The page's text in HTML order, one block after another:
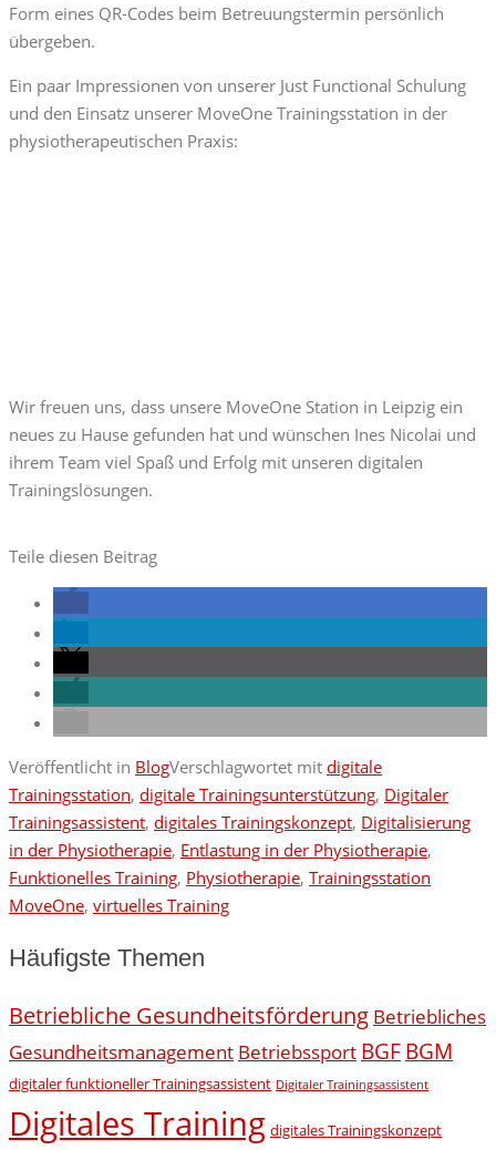
Form eines QR-Codes beim Betreuungstermin persönlich
übergeben.
Ein paar Impressionen von unserer Just Functional Schulung
und den Einsatz unserer MoveOne Trainingsstation in der
physiotherapeutischen Praxis:
Wir freuen uns, dass unsere MoveOne Station in Leipzig ein
neues zu Hause gefunden hat und wünschen Ines Nicolai und
ihrem Team viel Spaß und Erfolg mit unseren digitalen
Trainingslösungen.
Teile diesen Beitrag
Veröffentlicht in BlogVerschlagwortet mit digitale
Trainingsstation, digitale Trainingsunterstützung, Digitaler
Trainingsassistent, digitales Trainingskonzept, Digitalisierung
in der Physiotherapie, Entlastung in der Physiotherapie,
Funktionelles Training, Physiotherapie, Trainingsstation
MoveOne, virtuelles Training
Häufigste Themen
Betriebliche Gesundheitsförderung Betriebliches
Gesundheitsmanagement Betriebssport BGF BGM
digitaler funktioneller Trainingsassistent Digitaler Trainingsassistent
Digitales Training digitales Trainingskonzept